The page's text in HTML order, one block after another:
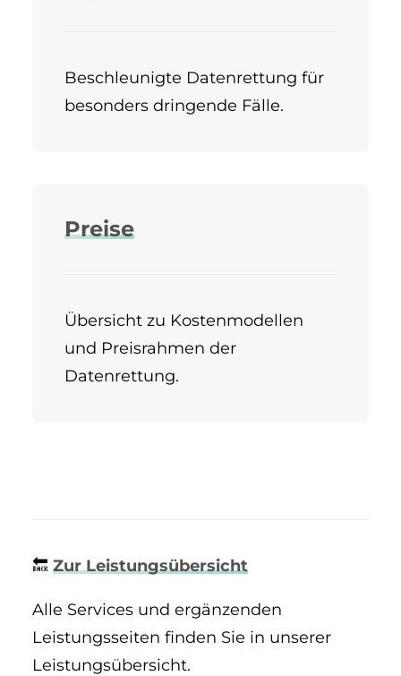
Beschleunigte Datenrettung für
besonders dringende Fälle.
Preise
Übersicht zu Kostenmodellen
und Preisrahmen der
Datenrettung.
🔙 Zur Leistungsübersicht
Alle Services und ergänzenden
Leistungsseiten finden Sie in unserer
Leistungsübersicht.